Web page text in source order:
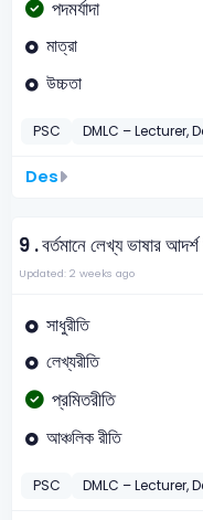
পদমর্যাদা
মাত্রা
উচ্চতা
PSC DMLC –
Des
9 .বর্তমানে লেখ্য ভাষার
Updated: 2 weeks ago
সাধুরীতি
লেখ্যরীতি
প্রমিতরীতি
আঞ্চলিক রীতি
PSC DMLC –